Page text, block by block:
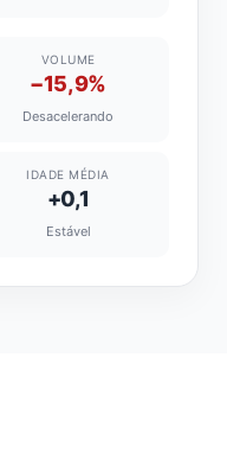
VOLUME
−15,9%
Desacelerando
IDADE MÉDIA
+0,1
Estável